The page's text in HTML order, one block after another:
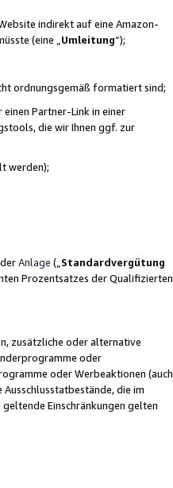
indirekt auf eine Amazon-
(eine „ Umleitung“);
ordnungsgemäß formatiert sind;
Partner-Link in einer
die wir Ihnen ggf. zur
werden);
Anlage („ Standardvergütung
Prozentsatzes der Qualifizierten
zusätzliche oder alternative
oder
oder Werbeaktionen (auch
die im
Einschränkungen gelten